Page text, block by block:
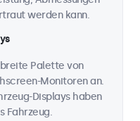
werden kann.
Palette von
Monitoren an.
Displays haben
Fahrzeug.